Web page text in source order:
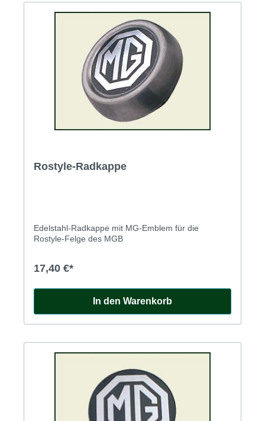
Rostyle-Radkappe
Edelstahl-Radkappe mit MG-Emblem für die
Rostyle-Felge des MGB
17,40 €*
In den Warenkorb